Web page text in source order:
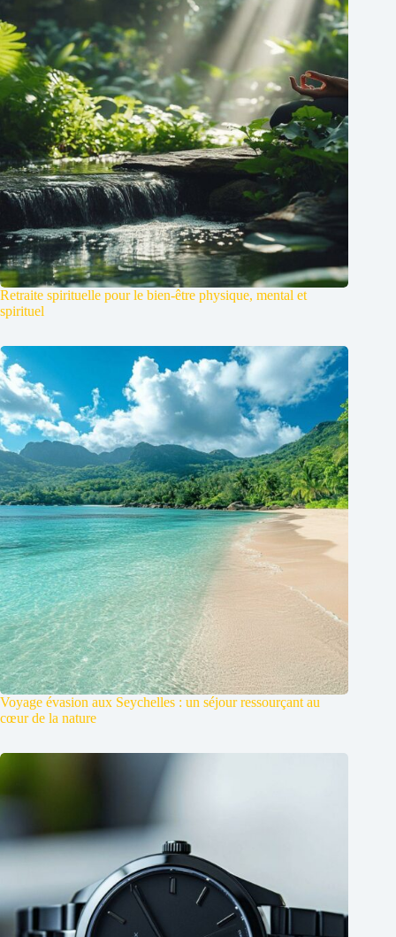
Retraite spirituelle pour le bien-être physique, mental et
spirituel
Voyage évasion aux Seychelles : un séjour ressourçant au
cœur de la nature